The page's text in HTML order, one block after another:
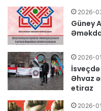
2026-
Güney
2026-
Əhvaz
etiraz
2026-